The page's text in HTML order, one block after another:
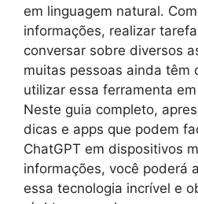
em linguagem natural.
informações, realizar
conversar sobre diversos
muitas pessoas ainda têm
utilizar essa ferramenta
Neste guia completo,
dicas e apps que podem
ChatGPT em dispositivos
informações, você poderá
essa tecnologia incrível e